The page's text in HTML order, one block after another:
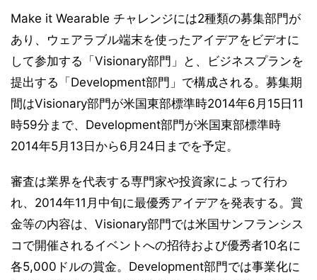
Make it Wearable チャレンジには2種類の募集部門が
あり、ウェアラブル端末を使ったアイデアをビデオに
して参加する「Visionary部門」と、ビジネスプランを
提出する「Development部門」で構成される。募集期
間はVisionary部門が米国東部標準時2014年6月15日11
時59分まで、Development部門が米国東部標準時
2014年5月13日から6月24日までを予定。
審査は業界を代表する専門家や投資家によって行わ
れ、2014年11月中旬に最優秀アイデアを発表する。賞
金等の内容は、Visionary部門では米国サンフランシス
コで開催されるイベントへの招待および優秀者10名に
各5,000ドルの賞金。Development部門では事業化に